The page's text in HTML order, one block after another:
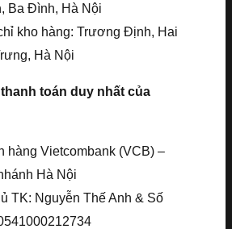
Ba Đình, Hà Nội
kho hàng: Trương Định, Hai
Hà Nội
toán duy nhất của
hàng Vietcombank (VCB) –
Hà Nội
TK: Nguyễn Thế Anh & Số